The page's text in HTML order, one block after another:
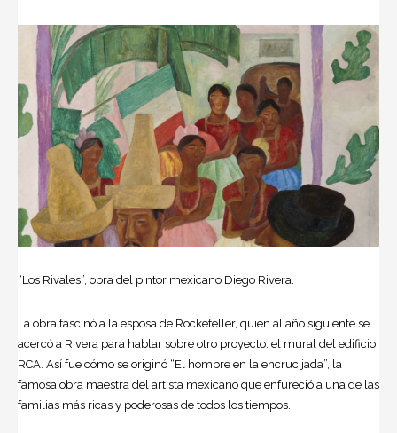
“Los Rivales”, obra del pintor mexicano Diego Rivera.
La obra fascinó a la esposa de Rockefeller, quien al año siguiente se
acercó a Rivera para hablar sobre otro proyecto: el mural del edificio
RCA. Así fue cómo se originó “El hombre en la encrucijada”, la
famosa obra maestra del artista mexicano que enfureció a una de las
familias más ricas y poderosas de todos los tiempos.